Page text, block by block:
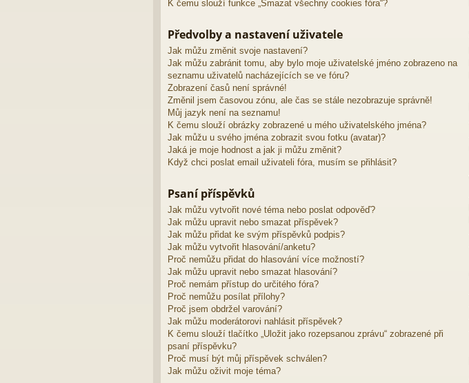
K čemu slouží funkce „Smazat všechny cookies fóra“?
Předvolby a nastavení uživatele
Jak můžu změnit svoje nastavení?
Jak můžu zabránit tomu, aby bylo moje uživatelské jméno zobrazeno na
seznamu uživatelů nacházejících se ve fóru?
Zobrazení časů není správné!
Změnil jsem časovou zónu, ale čas se stále nezobrazuje správně!
Můj jazyk není na seznamu!
K čemu slouží obrázky zobrazené u mého uživatelského jména?
Jak můžu u svého jména zobrazit svou fotku (avatar)?
Jaká je moje hodnost a jak ji můžu změnit?
Když chci poslat email uživateli fóra, musím se přihlásit?
Psaní příspěvků
Jak můžu vytvořit nové téma nebo poslat odpověď?
Jak můžu upravit nebo smazat příspěvek?
Jak můžu přidat ke svým příspěvků podpis?
Jak můžu vytvořit hlasování/anketu?
Proč nemůžu přidat do hlasování více možností?
Jak můžu upravit nebo smazat hlasování?
Proč nemám přístup do určitého fóra?
Proč nemůžu posílat přílohy?
Proč jsem obdržel varování?
Jak můžu moderátorovi nahlásit příspěvek?
K čemu slouží tlačítko „Uložit jako rozepsanou zprávu“ zobrazené při
psaní příspěvku?
Proč musí být můj příspěvek schválen?
Jak můžu oživit moje téma?